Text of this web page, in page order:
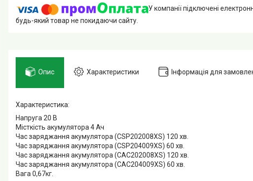
У компанії підключені
будь-який товар не покидаючи сайту.
Опис Характеристики Інформація для
Характеристика:
Напруга 20 В
Місткість акумулятора 4 Ач
Час заряджання акумулятора (CSP202008XS) 120 хв.
Час заряджання акумулятора (CSP204009XS) 60 хв.
Час заряджання акумулятора (CAC202008XS) 120 хв.
Час заряджання акумулятора (CAC204009XS) 60 хв.
Вага 0,67кг.